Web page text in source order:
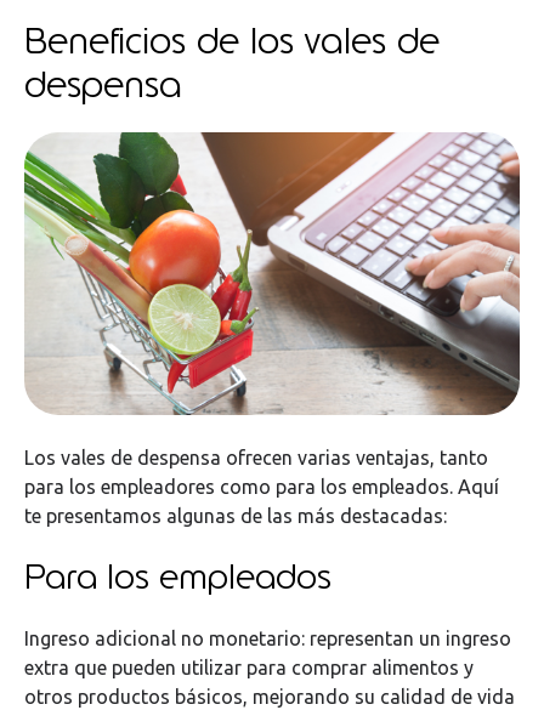
Beneficios de los vales de
despensa
Los vales de despensa ofrecen varias ventajas, tanto
para los empleadores como para los empleados. Aquí
te presentamos algunas de las más destacadas:
Para los empleados
Ingreso adicional no monetario: representan un ingreso
extra que pueden utilizar para comprar alimentos y
otros productos básicos, mejorando su calidad de vida